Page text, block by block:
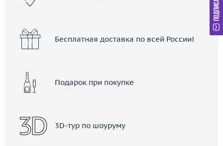
Бесплатная доставка по всей России!
Подарок при покупке
3D-тур по шоуруму